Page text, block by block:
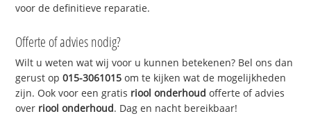
voor de definitieve reparatie.
Offerte of advies nodig?
Wilt u weten wat wij voor u kunnen betekenen? Bel ons dan
gerust op015-3061015 om te kijken wat de mogelijkheden
zijn. Ook voor een gratis riool onderhoud offerte of advies
over riool onderhoud. Dag en nacht bereikbaar!